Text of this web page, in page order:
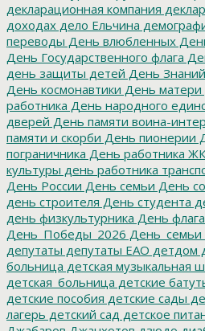
декларационная компания
доходах дело Ельчина
переводы День влюбленных
День Государственного флага
день защиты детей День Знаний
День космонавтики День матери
работника День народного
дверей День памяти воина-
памяти и скорби День пионерии
пограничника День работника
культуры день работника
День России День семьи День
день строителя День студента
день физкультурника День
День_Победы_2026
депутаты депутаты ЕАО детдом
больница детская музыкальная
детская_больница детские
детские пособия детские сады
лагерь детский сад детское